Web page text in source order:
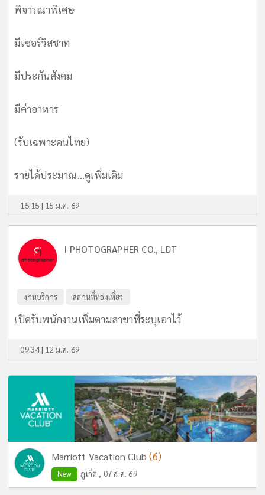
พิจารณาพิเศษ
มีเซอร์วิสชาท
มีประกันสังคม
มีค่าอาหาร
(รับเฉพาะคนไทย)
รายได้ประมาณ...ดูเพิ่มเติม
15:15 | 15 ม.ค. 69
I PHOTOGRAPHER CO., LDT
งานบริการ สถานที่ท่องเที่ยว
เปิดรับพนักงานเพิ่มตามสาขาที่ระบุเอาไว้
09:34 | 12 ม.ค. 69
Marriott Vacation Club(6)
New ภูเก็ต , 07 ส.ค. 69